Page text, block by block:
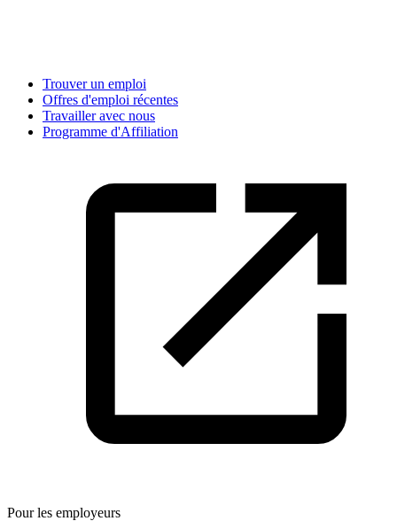
Trouver un emploi
Offres d'emploi récentes
Travailler avec nous
Programme d'Affiliation
Pour les employeurs